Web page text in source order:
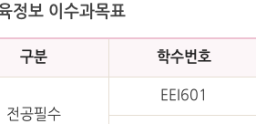
정보 이수과목표
구분 학수번호
전공필수
EEI601